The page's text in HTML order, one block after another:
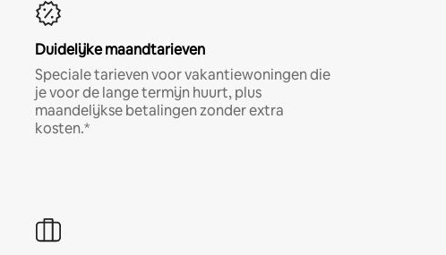
Duidelijke maandtarieven
Speciale tarieven voor vakantiewoningen die
je voor de lange termijn huurt, plus
maandelijkse betalingen zonder extra
kosten.*